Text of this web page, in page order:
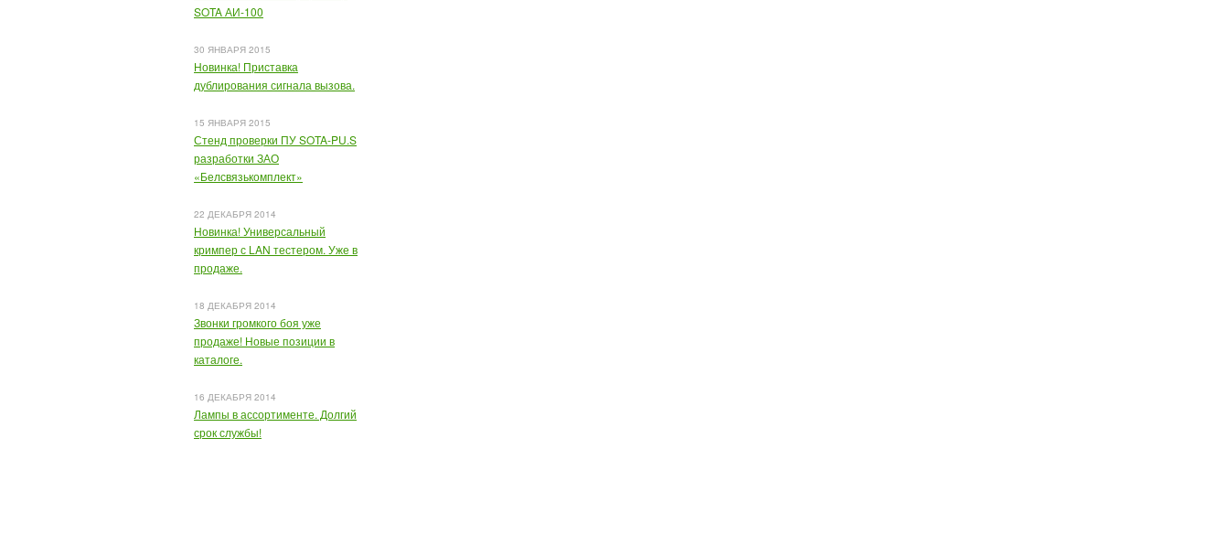
SOTA АИ-100
30 ЯНВАРЯ 2015
Новинка! Приставка
дублирования сигнала вызова.
15 ЯНВАРЯ 2015
Стенд проверки ПУ SOTA-PU.S
разработки ЗАО
«Белсвязькомплект»
22 ДЕКАБРЯ 2014
Новинка! Универсальный
кримпер с LAN тестером. Уже в
продаже.
18 ДЕКАБРЯ 2014
Звонки громкого боя уже
продаже! Новые позиции в
каталоге.
16 ДЕКАБРЯ 2014
Лампы в ассортименте. Долгий
срок службы!